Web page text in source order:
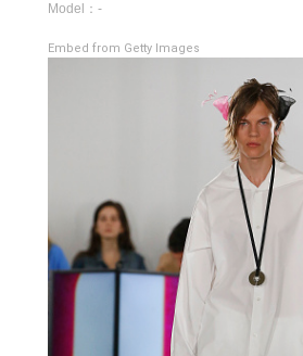
Model：-
Embed from Getty Images